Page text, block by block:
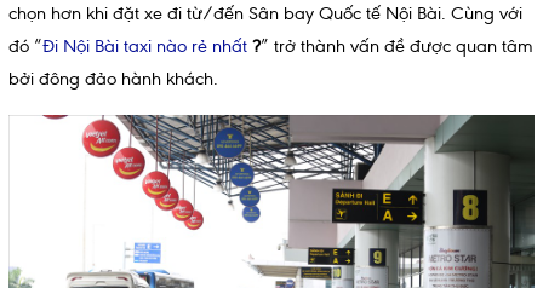
chọn hơn khi đặt xe đi từ/đến Sân bay Quốc tế Nội Bài. Cùng với
đó “Đi Nội Bài taxi nào rẻ nhất ?” trở thành vấn đề được quan tâm
bởi đông đảo hành khách.